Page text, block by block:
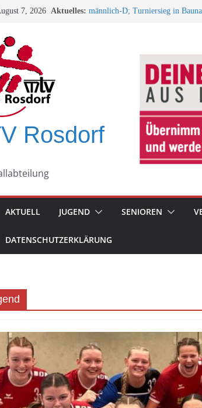
7, 2026 Aktuelles:
33. Minispielfest bei der HSG
Eddigehausen/Rauschenwasser
+++ TESTSPIEL +++
Turnierbericht männliche D-
+++ SPORTLEREHRUNG des
Rosdorf
AKTUELL JUGEND SENIOREN
DATENSCHUTZERKLÄRUNG